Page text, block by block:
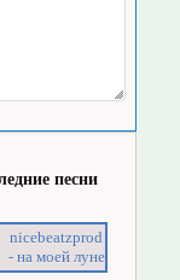
песни
nicebeatzprod
- на моей луне